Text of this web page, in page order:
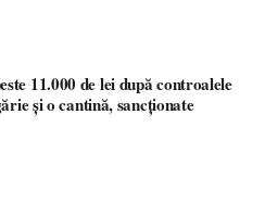
11.000 de lei după controalele
și o cantină, sancționate